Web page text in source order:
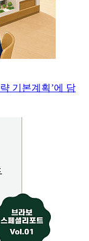
기본계획’에 담